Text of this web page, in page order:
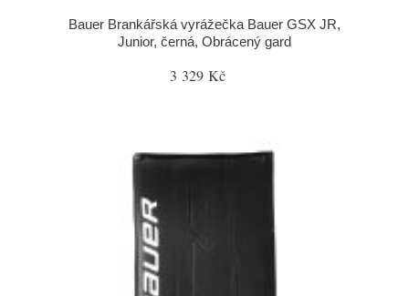
Bauer Brankářská vyrážečka Bauer GSX JR,
Junior, černá, Obrácený gard
3 329 Kč